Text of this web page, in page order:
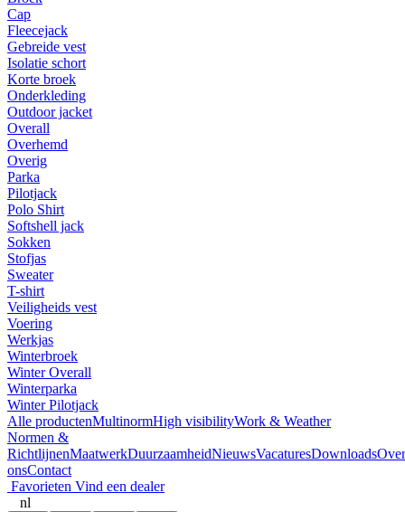
Cap
Fleecejack
Gebreide vest
Isolatie schort
Korte broek
Onderkleding
Outdoor jacket
Overall
Overhemd
Overig
Parka
Pilotjack
Polo Shirt
Softshell jack
Sokken
Stofjas
Sweater
T-shirt
Veiligheids vest
Voering
Werkjas
Winterbroek
Winter Overall
Winterparka
Winter Pilotjack
Alle productenMultinormHigh visibilityWork & Weather
Normen &
RichtlijnenMaatwerkDuurzaamheidNieuwsVacaturesDownloadsOver
onsContact
Favorieten Vind een dealer
nl